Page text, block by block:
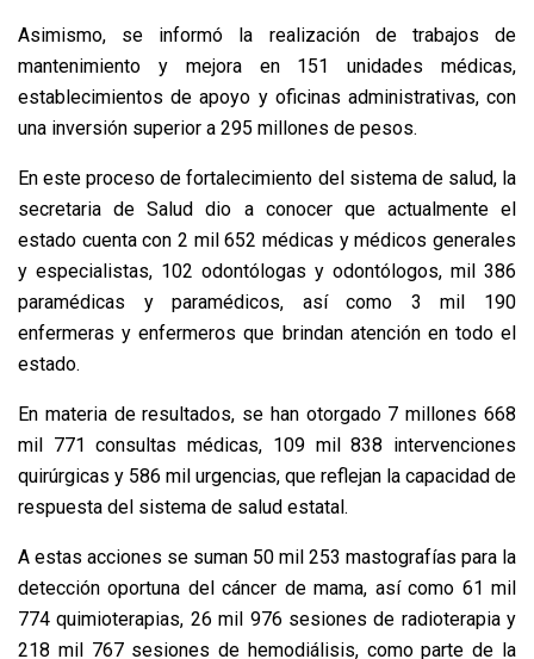
Asimismo, se informó la realización de trabajos de
mantenimiento y mejora en 151 unidades médicas,
establecimientos de apoyo y oficinas administrativas, con
una inversión superior a 295 millones de pesos.
En este proceso de fortalecimiento del sistema de salud, la
secretaria de Salud dio a conocer que actualmente el
estado cuenta con 2 mil 652 médicas y médicos generales
y especialistas, 102 odontólogas y odontólogos, mil 386
paramédicas y paramédicos, así como 3 mil 190
enfermeras y enfermeros que brindan atención en todo el
estado.
En materia de resultados, se han otorgado 7 millones 668
mil 771 consultas médicas, 109 mil 838 intervenciones
quirúrgicas y 586 mil urgencias, que reflejan la capacidad de
respuesta del sistema de salud estatal.
A estas acciones se suman 50 mil 253 mastografías para la
detección oportuna del cáncer de mama, así como 61 mil
774 quimioterapias, 26 mil 976 sesiones de radioterapia y
218 mil 767 sesiones de hemodiálisis, como parte de la